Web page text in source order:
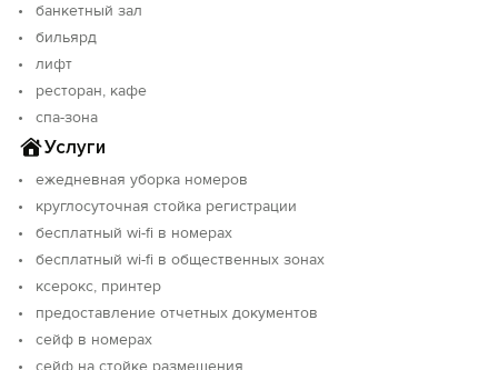
банкетный зал
бильярд
лифт
ресторан, кафе
спа-зона
Услуги
ежедневная уборка номеров
круглосуточная стойка регистрации
бесплатный wi-fi в номерах
бесплатный wi-fi в общественных зонах
ксерокс, принтер
предоставление отчетных документов
сейф в номерах
сейф на стойке размещения